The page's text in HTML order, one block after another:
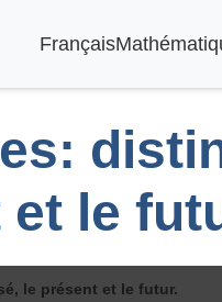
Français
et le